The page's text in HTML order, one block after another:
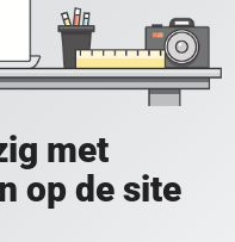
met
op de site